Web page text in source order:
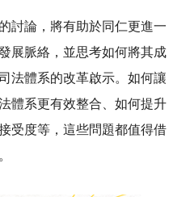
論，將有助於同仁更進一
展脈絡，並思考如何將其成
法體系的改革啟示。如何讓
體系更有效整合、如何提升
受度等，這些問題都值得借